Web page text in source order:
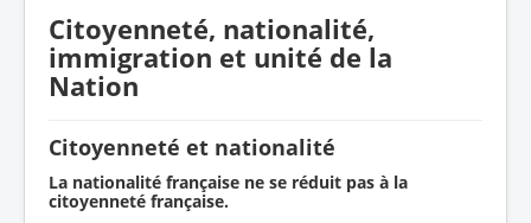
AMBITION
INTERVENTIONS
FORMATION
ENGLISH / OTHER
Citoyenneté, nationalité,
immigration et unité de la
Nation
Citoyenneté et nationalité
La nationalité française ne se réduit pas à la
citoyenneté française.